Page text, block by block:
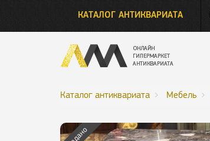
КАТАЛОГ АНТИКВАРИАТА
Каталог антиквариата Мебель